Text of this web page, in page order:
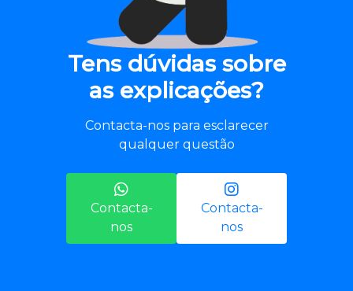
Tens dúvidas sobre
as explicações?
Contacta-nos para esclarecer
qualquer questão
Contacta-
nos
Contacta-
nos